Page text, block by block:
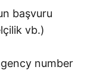
başvuru
vb.)
number